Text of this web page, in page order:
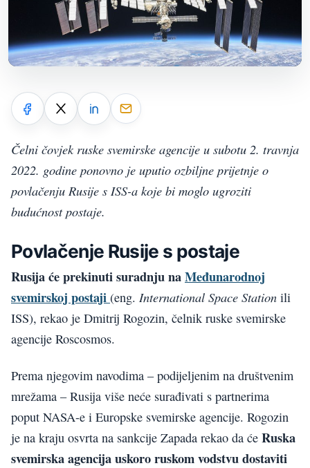
Čelni čovjek ruske svemirske agencije u subotu 2. travnja
2022. godine ponovno je uputio ozbiljne prijetnje o
povlačenju Rusije s ISS-a koje bi moglo ugroziti
budućnost postaje.
Povlačenje Rusije s postaje
Rusija će prekinuti suradnju naMeđunarodnoj
svemirskoj postaji (eng. International Space Station ili
ISS), rekao je Dmitrij Rogozin, čelnik ruske svemirske
agencije Roscosmos.
Prema njegovim navodima – podijeljenim na društvenim
mrežama – Rusija više neće surađivati s partnerima
poput NASA-e i Europske svemirske agencije. Rogozin
je na kraju osvrta na sankcije Zapada rekao da će Ruska
svemirska agencija uskoro ruskom vodstvu dostaviti